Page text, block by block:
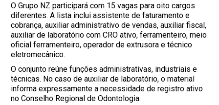
O Grupo NZ participará com 15 vagas para oito cargos
diferentes. A lista inclui assistente de faturamento e
cobrança, auxiliar administrativo de vendas, auxiliar fiscal,
auxiliar de laboratório com CRO ativo, ferramenteiro, meio
oficial ferramenteiro, operador de extrusora e técnico
eletromecânico.
O conjunto reúne funções administrativas, industriais e
técnicas. No caso de auxiliar de laboratório, o material
informa expressamente a necessidade de registro ativo
no Conselho Regional de Odontologia.